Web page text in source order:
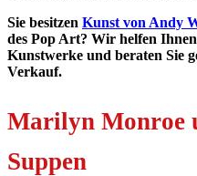
Sie besitzen Kunst von Andy
des Pop Art? Wir helfen
Kunstwerke und beraten Sie
Verkauf.
Marilyn Monroe
Suppen